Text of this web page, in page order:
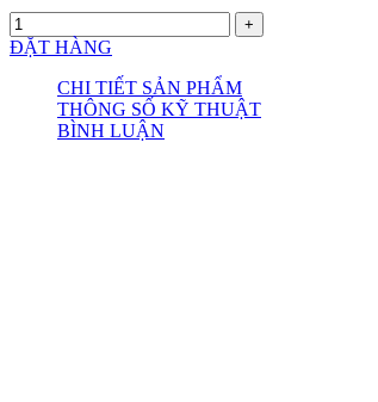
ĐẶT HÀNG
CHI TIẾT SẢN PHẨM
THÔNG SỐ KỸ THUẬT
BÌNH LUẬN